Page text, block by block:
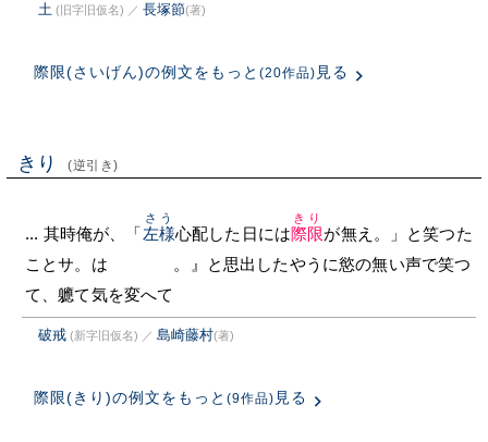
土 (旧字旧仮名) ／ 長塚節(著)
際限(さいげん)の例文をもっと (20作品) 見る
きり (逆引き)
... 其時俺が、「左様
さう
心配した日には際限
きり
が無え。」と笑つた
ことサ。はゝゝゝゝ。』と思出したやうに慾の無い声で笑つ
て、軈て気を変へて
破戒 (新字旧仮名) ／ 島崎藤村(著)
際限(きり)の例文をもっと (9作品) 見る